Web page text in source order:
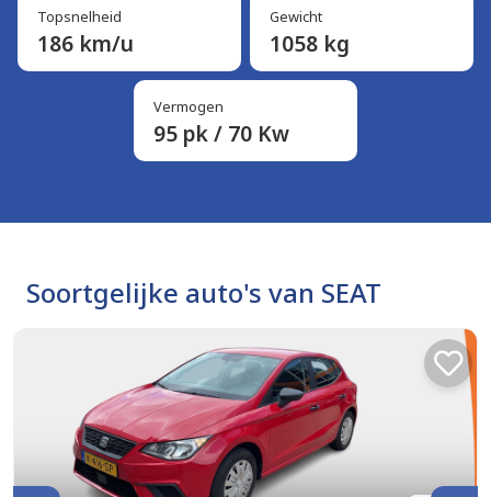
Topsnelheid
186 km/u
Gewicht
1058 kg
Vermogen
95 pk / 70 Kw
Soortgelijke auto's van SEAT